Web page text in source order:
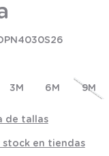
3M 6M 9M
de tallas
stock en tiendas